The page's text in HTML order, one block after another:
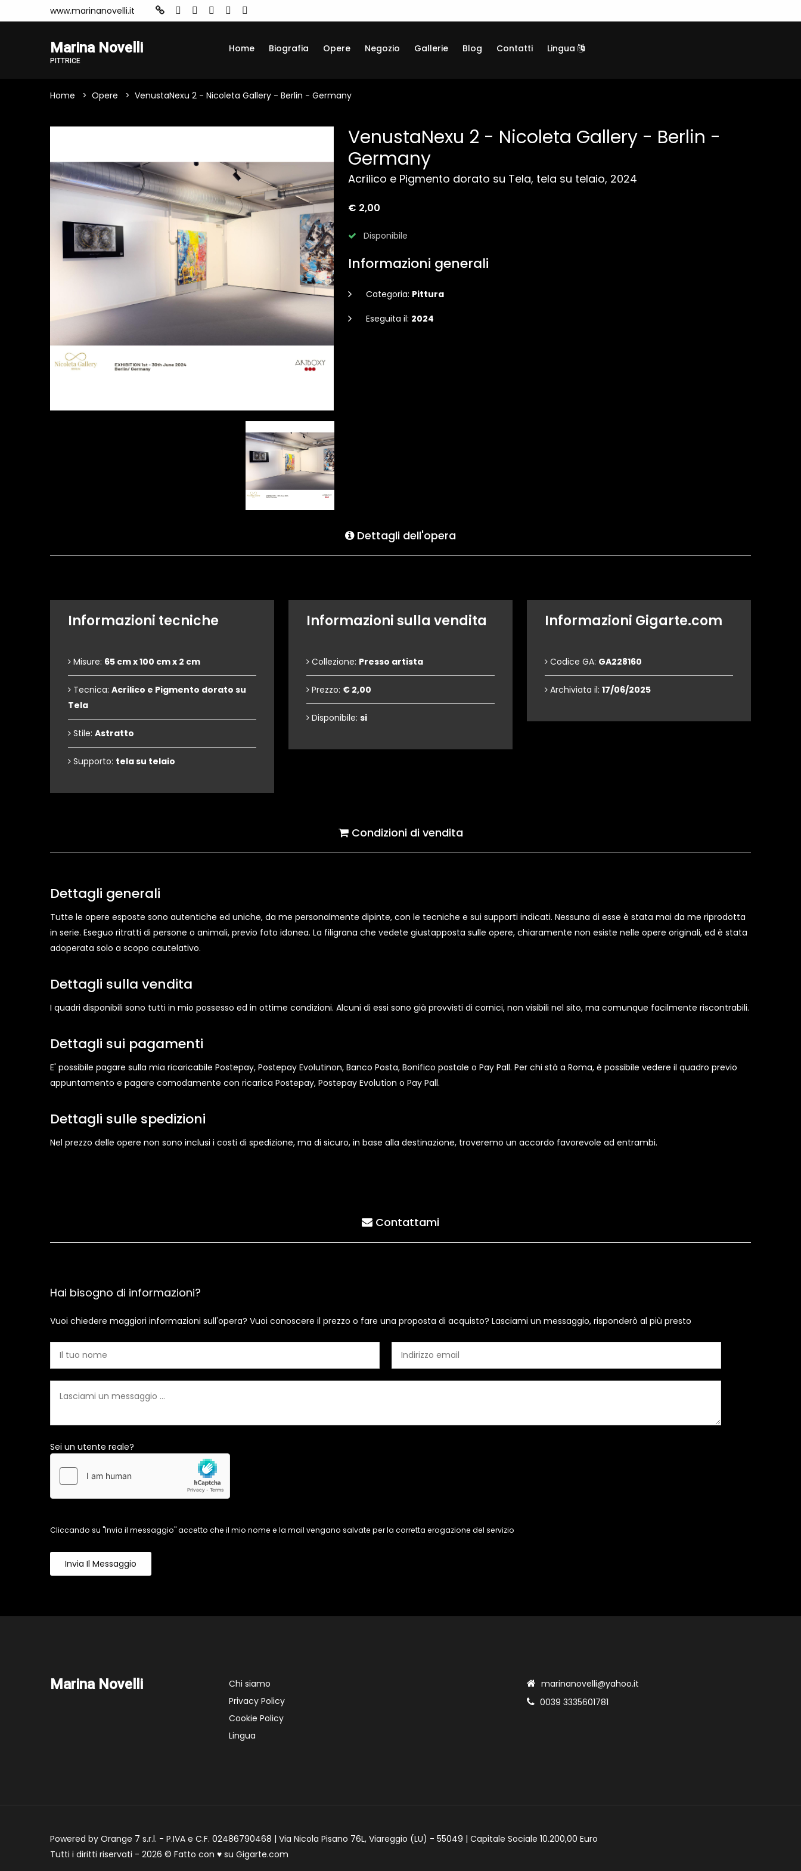
www.marinanovelli.it
Marina Novelli
PITTRICE
Home Biografia Opere Negozio Gallerie Blog Contatti Lingua
Home Opere VenustaNexu 2 - Nicoleta Gallery - Berlin - Germany
VenustaNexu 2 - Nicoleta Gallery - Berlin -
Germany
Acrilico e Pigmento dorato su Tela, tela su telaio, 2024
€ 2,00
Disponibile
Informazioni generali
Categoria: Pittura
Eseguita il: 2024
Dettagli dell'opera
Informazioni tecniche
Misure: 65 cm x 100 cm x 2 cm
Tecnica: Acrilico e Pigmento dorato su
Tela
Stile: Astratto
Supporto: tela su telaio
Informazioni sulla vendita
Collezione: Presso artista
Prezzo: € 2,00
Disponibile: si
Informazioni Gigarte.com
Codice GA: GA228160
Archiviata il: 17/06/2025
Condizioni di vendita
Dettagli generali
Tutte le opere esposte sono autentiche ed uniche, da me personalmente dipinte, con le tecniche e sui supporti indicati. Nessuna di esse è stata mai da me riprodotta
in serie. Eseguo ritratti di persone o animali, previo foto idonea. La filigrana che vedete giustapposta sulle opere, chiaramente non esiste nelle opere originali, ed è stata
adoperata solo a scopo cautelativo.
Dettagli sulla vendita
I quadri disponibili sono tutti in mio possesso ed in ottime condizioni. Alcuni di essi sono già provvisti di cornici, non visibili nel sito, ma comunque facilmente riscontrabili.
Dettagli sui pagamenti
E' possibile pagare sulla mia ricaricabile Postepay, Postepay Evolutinon, Banco Posta, Bonifico postale o Pay Pall. Per chi stà a Roma, è possibile vedere il quadro previo
appuntamento e pagare comodamente con ricarica Postepay, Postepay Evolution o Pay Pall.
Dettagli sulle spedizioni
Nel prezzo delle opere non sono inclusi i costi di spedizione, ma di sicuro, in base alla destinazione, troveremo un accordo favorevole ad entrambi.
Contattami
Hai bisogno di informazioni?
Vuoi chiedere maggiori informazioni sull'opera? Vuoi conoscere il prezzo o fare una proposta di acquisto? Lasciami un messaggio, risponderò al più presto
Sei un utente reale?
Cliccando su "Invia il messaggio" accetto che il mio nome e la mail vengano salvate per la corretta erogazione del servizio
Invia Il Messaggio
Marina Novelli
Chi siamo
Privacy Policy
Cookie Policy
Lingua
marinanovelli@yahoo.it
0039 3335601781
Powered by Orange 7 s.r.l. - P.IVA e C.F. 02486790468 | Via Nicola Pisano 76L, Viareggio (LU) - 55049 | Capitale Sociale 10.200,00 Euro
Tutti i diritti riservati - 2026 © Fatto con ♥ su Gigarte.com